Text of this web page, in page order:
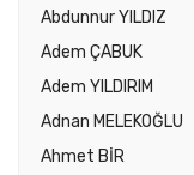
Abdunnur YILDIZ
Adem ÇABUK
Adem YILDIRIM
Adnan MELEKOĞLU
Ahmet BİR